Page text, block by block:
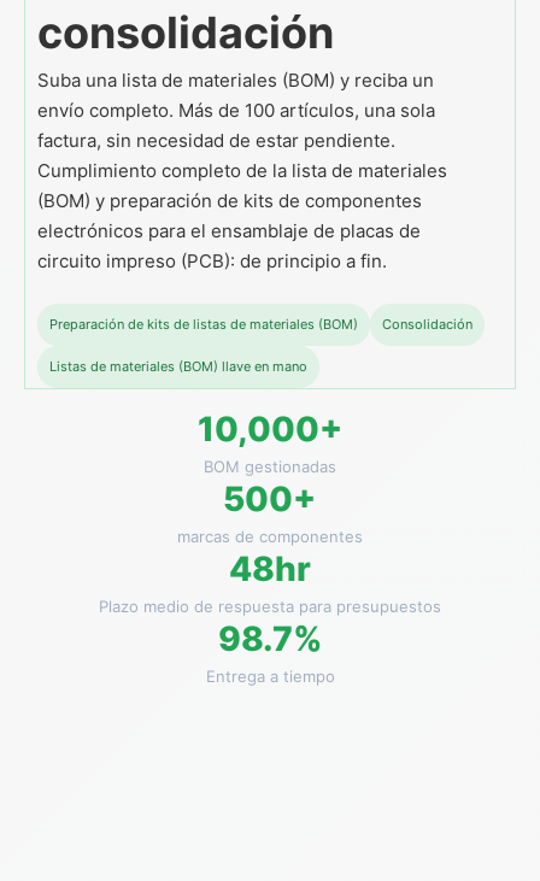
consolidación
Suba una lista de materiales (BOM) y reciba un
envío completo. Más de 100 artículos, una sola
factura, sin necesidad de estar pendiente.
Cumplimiento completo de la lista de materiales
(BOM) y preparación de kits de componentes
electrónicos para el ensamblaje de placas de
circuito impreso (PCB): de principio a fin.
Preparación de kits de listas de materiales (BOM) Consolidación
Listas de materiales (BOM) llave en mano
10,000+
BOM gestionadas
500+
marcas de componentes
48hr
Plazo medio de respuesta para presupuestos
98.7%
Entrega a tiempo